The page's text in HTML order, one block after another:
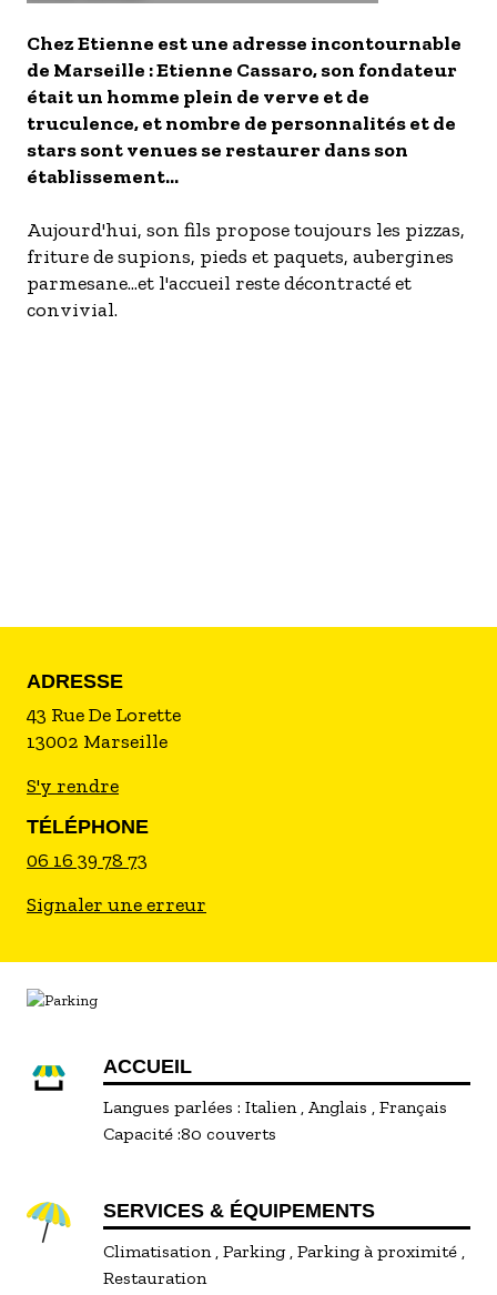
LES OFFRES MYPROVENCE
S'inscrire à nos newsletters
Chez Etienne est une adresse incontournable
de Marseille : Etienne Cassaro, son fondateur
était un homme plein de verve et de
truculence, et nombre de personnalités et de
stars sont venues se restaurer dans son
établissement...
Aujourd'hui, son fils propose toujours les pizzas,
friture de supions, pieds et paquets, aubergines
parmesane...et l'accueil reste décontracté et
convivial.
ADRESSE
43 Rue De Lorette
13002 Marseille
S'y rendre
TÉLÉPHONE
06 16 39 78 73
Signaler une erreur
ACCUEIL
Langues parlées : Italien Anglais
Français
Capacité :80 couverts
SERVICES & ÉQUIPEMENTS
Climatisation Parking Parking à proximité
Restauration